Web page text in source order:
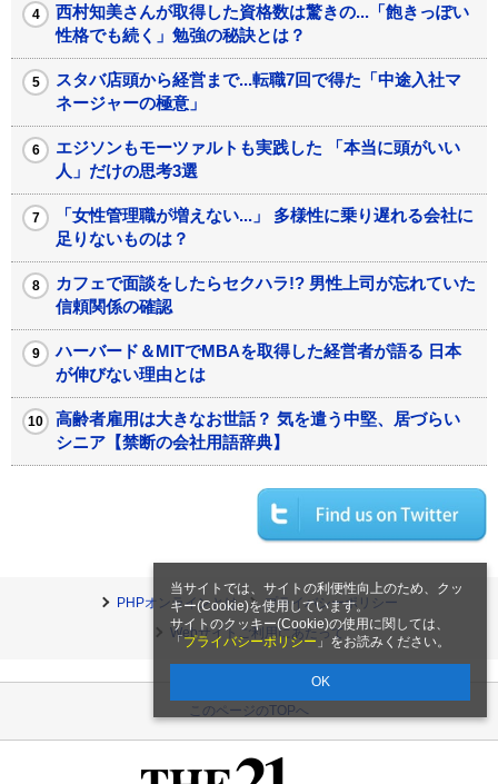
当サイトでは、サイトの利便性向上のため、クッ
キー(Cookie)を使用しています。
サイトのクッキー(Cookie)の使用に関しては、
「 プライバシーポリシー 」をお読みください。
OK
西村知美さんが取得した資格数は驚きの...「飽きっぽい
性格でも続く」勉強の秘訣とは？
スタバ店頭から経営まで...転職7回で得た「中途入社マ
ネージャーの極意」
エジソンもモーツァルトも実践した 「本当に頭がいい
人」だけの思考3選
「女性管理職が増えない...」 多様性に乗り遅れる会社に
足りないものは？
カフェで面談をしたらセクハラ!? 男性上司が忘れていた
信頼関係の確認
ハーバード＆MITでMBAを取得した経営者が語る 日本
が伸びない理由とは
高齢者雇用は大きなお世話？ 気を遣う中堅、居づらい
シニア【禁断の会社用語辞典】
PHPオンラインとは
プライバシーポリシー
Webサイトご利用にあたって
このページのTOPへ